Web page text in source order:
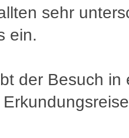
sehr
ein.
der Besuch in